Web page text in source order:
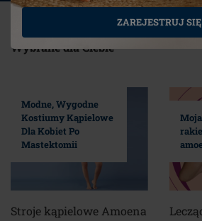
ZAREJESTRUJ SIĘ
Powiązane artykuły
Wybrane dla Ciebie
Modne, Wygodne
Kostiumy Kąpielowe
Dla Kobiet Po
Mastektomii
Stroje kąpielowe Amoena